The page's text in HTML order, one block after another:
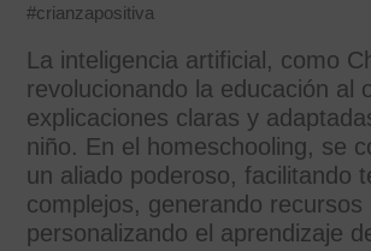
La inteligencia artificial, como
revolucionando la educación al
explicaciones claras y
niño. En el homeschooling, se
un aliado poderoso, facilitando
complejos, generando
personalizando el aprendizaje